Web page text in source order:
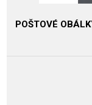
POŠTOVÉ